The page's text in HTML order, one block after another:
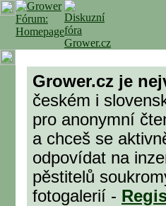
Grower.cz je
českém i
pro anonymní
a chceš se
odpovídat na
pěstitelů
fotogalerií -